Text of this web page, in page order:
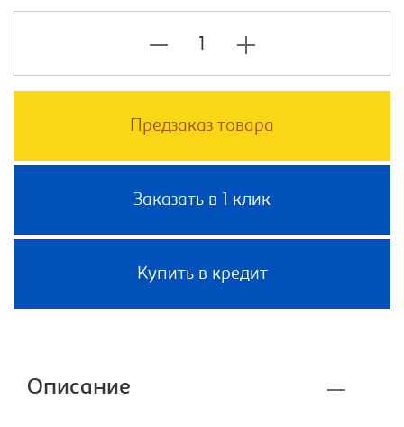
Предзаказ товара
Заказать в 1 клик
Купить в кредит
Описание